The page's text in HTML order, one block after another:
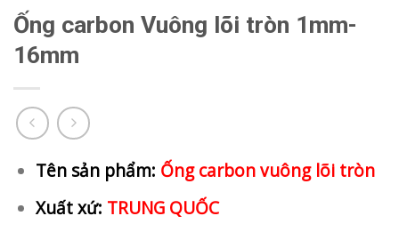
Ống carbon Vuông lõi tròn 1mm-
16mm
Tên sản phẩm: Ống carbon vuông lõi tròn
Xuất xứ: TRUNG QUỐC